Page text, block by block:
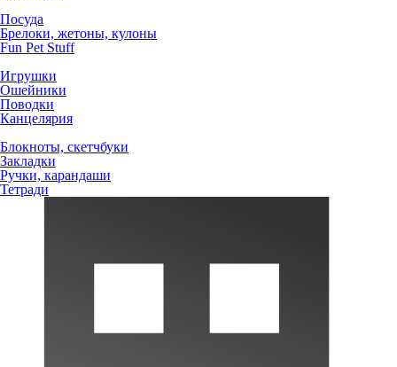
Посуда
Брелоки, жетоны, кулоны
Fun Pet Stuff
Игрушки
Ошейники
Поводки
Канцелярия
Блокноты, скетчбуки
Закладки
Ручки, карандаши
Тетради